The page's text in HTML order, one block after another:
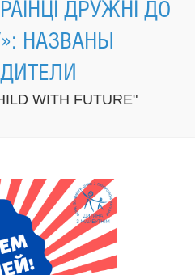
ДРУЖНІ ДО
НАЗВАНЫ
WITH FUTURE"